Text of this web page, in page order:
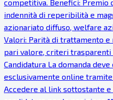
competitiva. Benefici: Premio
indennità di reperibilità e
azionariato diffuso, welfare
Valori: Parità di trattamento
pari valore, criteri trasparenti
Candidatura La domanda
esclusivamente online
Accedere al link sottostante